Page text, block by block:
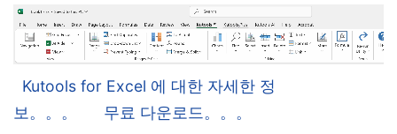
Kutools for Excel 에 대한 자세한 정
보。。。
무료 다운로드。。。